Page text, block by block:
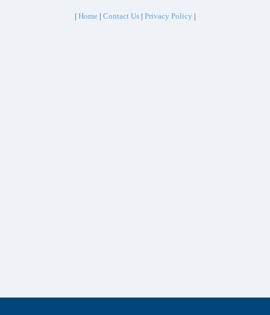
Home|Contact Us|Privacy Policy
|